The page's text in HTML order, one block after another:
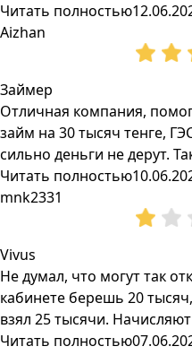
Читать полностью
Aizhan
Займер
Отличная компания,
займ на 30 тысяч тенге,
сильно деньги не дерут.
Читать полностью
mnk2331
Vivus
Не думал, что могут так
кабинете берешь 20
взял 25 тысячи.
Читать полностью